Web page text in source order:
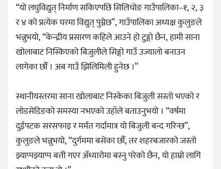
“यो लघुविद्युत् निर्माण सकिएपछि सिलिचोङ गाउँपालिका–१, २, ३
र ४ को प्रत्येक घरमा विद्युत् पुग्नेछ”, गाउँपालिका अध्यक्ष कुलुङले
भन्नुभयो, “केन्द्रीय प्रसारण कहिले आउने हो टुङ्गो छैन, हामी साना
खोलाबाट निस्किएको बिजुलीले सिङ्गो गाउँ उज्यालो बनाउन
लागेका छौँ । अब गाउँ झिलिमिली हुनेछ ।”
स्थानीयस्तरमा साना खोलाबाट निस्केका बिजुली सस्तो भएको र
लोडसेडिङको समस्या नभएको उहाँले बताउनुभयो । “वर्षमा
दुईपटक सरसफाइ र मर्मत गर्दामात्र यो बिजुली बन्द गरिन्छ”,
कुलुङले भन्नुभयो, “दुर्गममा बसेका छौँ, तर शहरबजारको जस्तो
झ्याप्पझ्याप्प बत्ती गएर अँध्यारोमा बस्नु परेको छैन, यो हाम्रो लागि